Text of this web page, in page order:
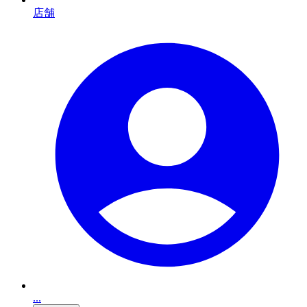
店舗
...